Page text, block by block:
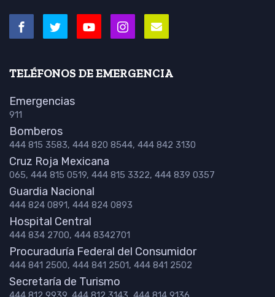
TELÉFONOS DE EMERGENCIA
Emergencias
911
Bomberos
444 815 3583, 444 820 8544, 444 842 3130
Cruz Roja Mexicana
065, 444 815 0519, 444 815 3322, 444 839 0357
Guardia Nacional
444 824 0891, 444 824 0893
Hospital Central
444 834 2700, 444 8342701
Procuraduría Federal del Consumidor
444 841 2500, 444 841 2501, 444 841 2502
Secretaría de Turismo